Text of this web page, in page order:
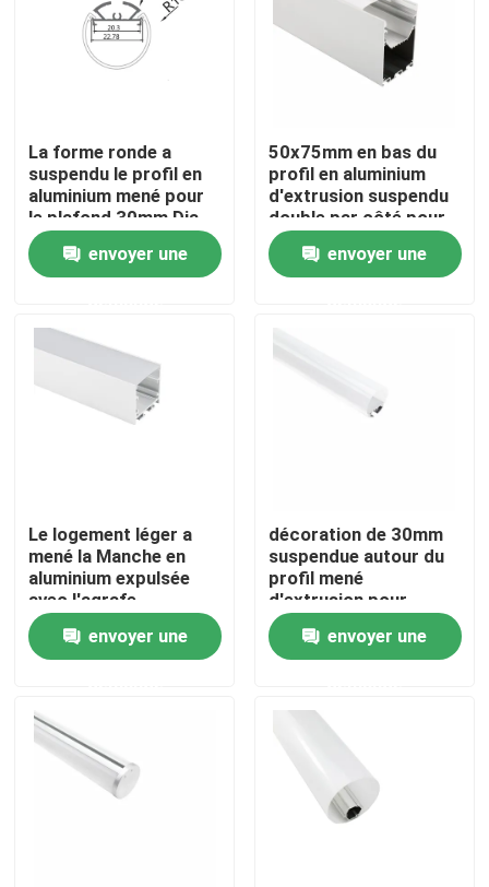
Maison
Au sujet de nous
Contrôle de qualité
Contactez-nous
Profil monté extérieur de LED
Profils enfoncés de LED
La forme ronde a
suspendu le profil en
aluminium mené pour
le plafond 30mm Dia
Pendant Lighting
envoyer une
50x75mm en bas du
profil en aluminium
d'extrusion suspendu
double par côté pour
la lumière de bande
menée envoyer une
Le logement léger a
mené la Manche en
aluminium expulsée
avec l'agrafe
d'Endcaps de
couverture de PC
envoyer une
décoration de 30mm
suspendue autour du
profil mené
d'extrusion pour
l'éclairage de bureau
envoyer une